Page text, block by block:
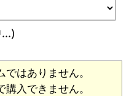
はありません。
入できません。